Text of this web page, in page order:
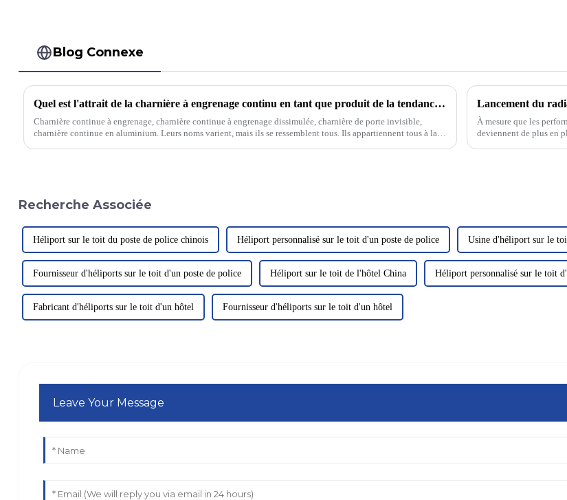
Blog Connexe
Quel est l'attrait de la charnière à engrenage continu en tant que produit de la tendance de développement de l'époque ?
Charnière continue à engrenage, charnière continue à engrenage dissimulée, charnière de porte invisible,
charnière continue en aluminium. Leurs noms varient, mais ils se ressemblent tous. Ils appartiennent tous à la
À mesure que les
deviennent de plus en
Recherche Associée
Héliport sur le toit du poste de police chinois Héliport personnalisé sur le toit d'un poste de police Usine d'héliport sur le
Fournisseur d'héliports sur le toit d'un poste de police Héliport sur le toit de l'hôtel China Héliport personnalisé sur le toit
Fabricant d'héliports sur le toit d'un hôtel Fournisseur d'héliports sur le toit d'un hôtel
Leave Your Message